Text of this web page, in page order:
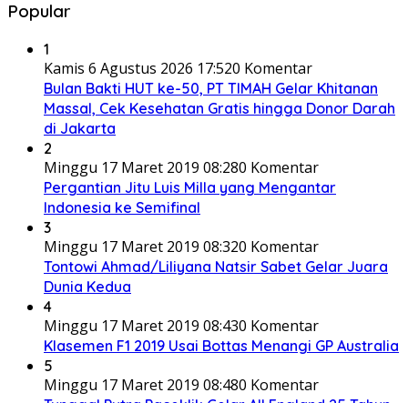
Popular
1
Kamis 6 Agustus 2026 17:520 Komentar
Bulan Bakti HUT ke-50, PT TIMAH Gelar Khitanan
Massal, Cek Kesehatan Gratis hingga Donor Darah
di Jakarta
2
Minggu 17 Maret 2019 08:280 Komentar
Pergantian Jitu Luis Milla yang Mengantar
Indonesia ke Semifinal
3
Minggu 17 Maret 2019 08:320 Komentar
Tontowi Ahmad/Liliyana Natsir Sabet Gelar Juara
Dunia Kedua
4
Minggu 17 Maret 2019 08:430 Komentar
Klasemen F1 2019 Usai Bottas Menangi GP Australia
5
Minggu 17 Maret 2019 08:480 Komentar